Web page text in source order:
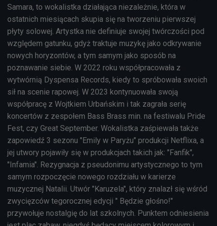
Samara, to wokalistka działająca niezależnie, która w
ostatnich miesiącach skupia się na tworzeniu pierwszej
płyty solowej. Artystka nie definiuje swojej twórczości pod
względem gatunku, gdyż traktuje muzykę jako odkrywanie
nowych horyzontów, a tym samym jako sposób na
poznawanie siebie. W 2022 roku współpracowała z
wytwórnią Dyspensa Records, kiedy to spróbowała swoich
sił na scenie rapowej. W 2023 kontynuowała swoją
współpracę z Wojtkiem Urbańskim i tak zagrała serię
koncertów z zespołem Bass Brass min. na festiwalu Pride
Fest, czy Great September. Wokalistka zaśpiewała także
zapowiedź 3 sezonu "Emily w Paryżu" produkcji Netflixa, a
jej utwory pojawiły się w produkcjach takich jak: "Fanfik",
"Infamia". Rezygnacja z pseudonimu artystycznego to tym
samym rozpoczęcie nowego rozdziału w karierze
muzycznej Natalii. Utwór "Karuzela", który znalazł się wśród
zwycięzców tegorocznej edycji " Będzie głośno!"
przywołuje nostalgię do lat szkolnych. Punktem odniesienia